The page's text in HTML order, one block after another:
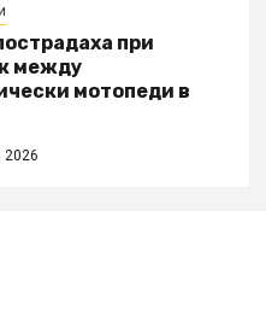
при
между
мотопеди в
2026